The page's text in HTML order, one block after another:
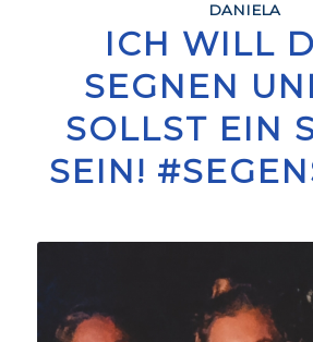
DANIELA
ICH WILL
SEGNEN
SOLLST EIN
SEIN!